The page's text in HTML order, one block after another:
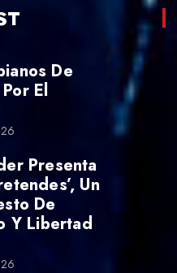
De
El
Presenta
Un
De
Y Libertad